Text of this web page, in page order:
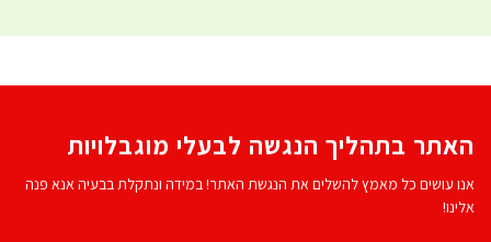
האתר בתהליך הנגשה לבעלי מוגבלויות
אנו עושים כל מאמץ להשלים את הנגשת האתר! במידה ונתקלת בבעיה אנא פנה
אלינו!